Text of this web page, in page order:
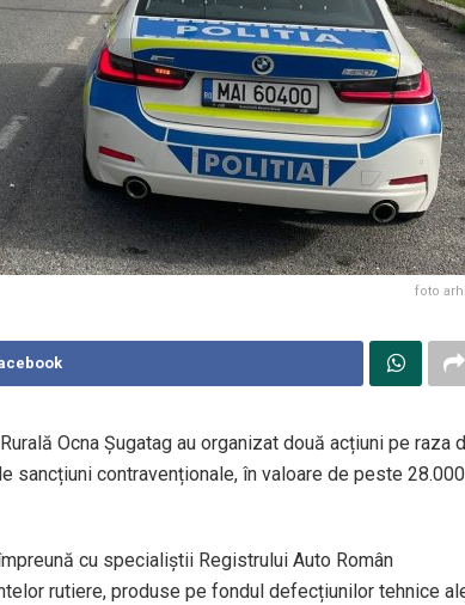
foto
Ocna Șugatag au organizat două acțiuni pe raza
sancțiuni contravenționale, în valoare de peste 28.000
cu specialiștii Registrului Auto Român
rutiere, produse pe fondul defecțiunilor tehnice